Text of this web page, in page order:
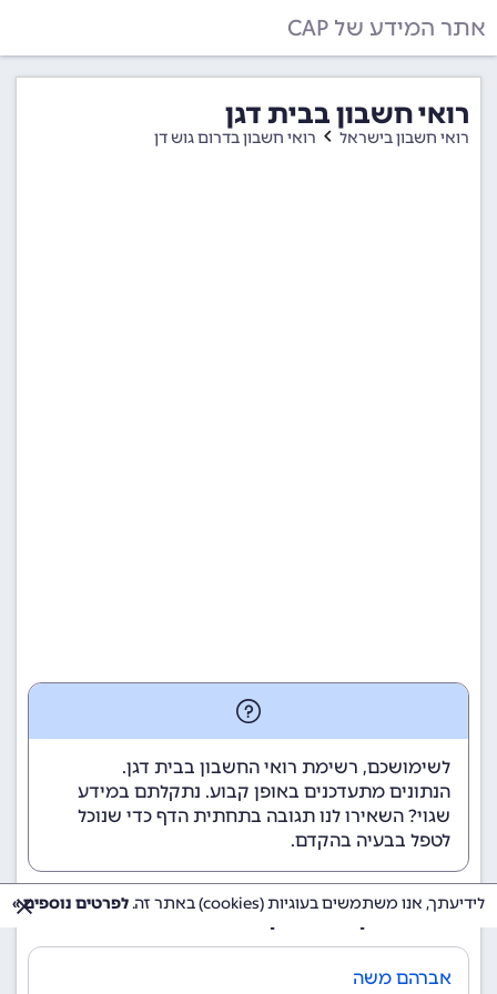
אתר המידע של CAP
רואי חשבון בבית דגן
רואי חשבון בישראל רואי חשבון בדרום גוש דן
לשימושכם, רשימת רואי החשבון בבית דגן.
הנתונים מתעדכנים באופן קבוע. נתקלתם במידע
שגוי? השאירו לנו תגובה בתחתית הדף כדי שנוכל
לטפל בבעיה בהקדם.
רואי חשבון בבית דגן
אברהם משה
לידיעתך, אנו משתמשים בעוגיות (cookies) באתר זה. לפרטים נוספים »